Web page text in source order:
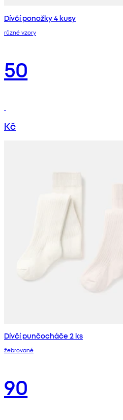
Dívčí ponožky 4 kusy
různé vzory
50
Kč
Dívčí punčocháče 2 ks
žebrované
90